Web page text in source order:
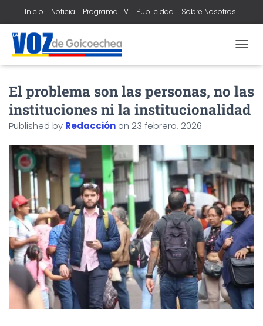
Inicio Noticia Programa TV Publicidad Sobre Nosotros
O
G
L
E
V
I
G
A
T
I
O
N
El problema son las personas, no las
instituciones ni la institucionalidad
Published by Redacción on 23 febrero, 2026